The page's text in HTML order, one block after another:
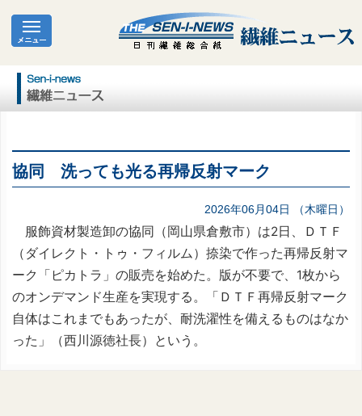
協同 洗っても光る再帰反射マーク
2026年06月04日 （木曜日）
服飾資材製造卸の協同（岡山県倉敷市）は2日、ＤＴＦ
（ダイレクト・トゥ・フィルム）捺染で作った再帰反射マ
ーク「ピカトラ」の販売を始めた。版が不要で、1枚から
のオンデマンド生産を実現する。「ＤＴＦ再帰反射マーク
自体はこれまでもあったが、耐洗濯性を備えるものはなか
った」（西川源徳社長）という。